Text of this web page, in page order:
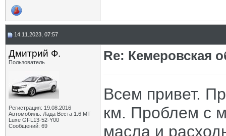
14.11.2023, 07:57
Дмитрий Ф.
Пользователь
Регистрация: 19.08.2016
Автомобиль: Лада Веста 1.6 MT
Luxe GFL13-52-Y00
Сообщений: 69
Re: Кемеровская
Всем привет.
км. Проблем с
масла и